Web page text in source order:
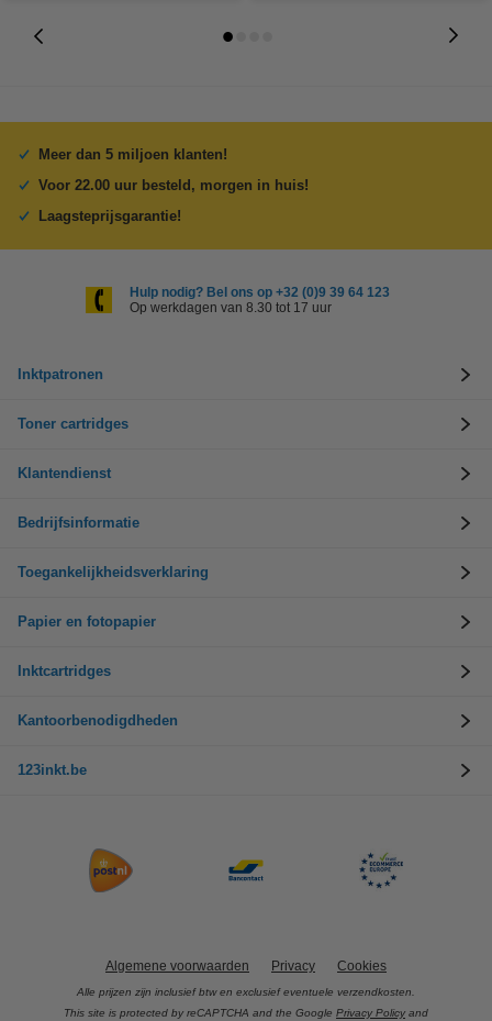
Meer dan 5 miljoen klanten!
Voor 22.00 uur besteld, morgen in huis!
Laagsteprijsgarantie!
Hulp nodig? Bel ons op +32 (0)9 39 64 123
Op werkdagen van 8.30 tot 17 uur
Inktpatronen
Toner cartridges
Klantendienst
Bedrijfsinformatie
Toegankelijkheidsverklaring
Papier en fotopapier
Inktcartridges
Kantoorbenodigdheden
123inkt.be
Algemene voorwaarden Privacy Cookies
Alle prijzen zijn inclusief btw en exclusief eventuele verzendkosten.
This site is protected by reCAPTCHA and the Google Privacy Policy and